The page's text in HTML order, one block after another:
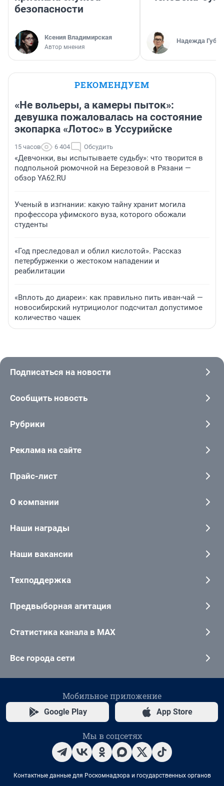
безопасности
Ксения Владимирская
Автор мнения
Надежда
РЕКОМЕНДУЕМ
«Не вольеры, а камеры пыток»:
девушка пожаловалась на состояние
экопарка «Лотос» в Уссурийске
15 часов 6 404 Обсудить
«Девчонки, вы испытываете судьбу»: что творится в
подпольной рюмочной на Березовой в Рязани —
обзор YA62.RU
Ученый в изгнании: какую тайну хранит могила
профессора уфимского вуза, которого обожали
студенты
«Год преследовал и облил кислотой». Рассказ
петербурженки о жестоком нападении и
реабилитации
«Вплоть до диареи»: как правильно пить иван-чай —
новосибирский нутрициолог подсчитал допустимое
количество чашек
Подписаться на новости
Сообщить новость
Рубрики
Реклама на сайте
Прайс-лист
О компании
Наши награды
Наши вакансии
Техподдержка
Предвыборная агитация
Статистика канала в MAX
Все города сети
Мобильное приложение
Google Play App Store
Мы в соцсетях
Контактные данные для Роскомнадзора и государственных органов